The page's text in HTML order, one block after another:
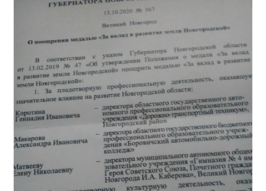
Руководство
Педагогический состав
Материально-техническое обеспечение и
оснащенность образовательного процесса.
Доступная среда
Стипендии и меры поддержки обучающихся
Платные образовательные услуги
Финансово-хозяйственная деятельность
Вакантные места для приёма (перевода)
Международное сотрудничество
Организация питания в образовательной
организации